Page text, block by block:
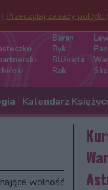
Znaki
Baran
Byk
Bliźnięta
Rak
Lew
Kalendarz
wolność
| Przeczytaj zasady polityki